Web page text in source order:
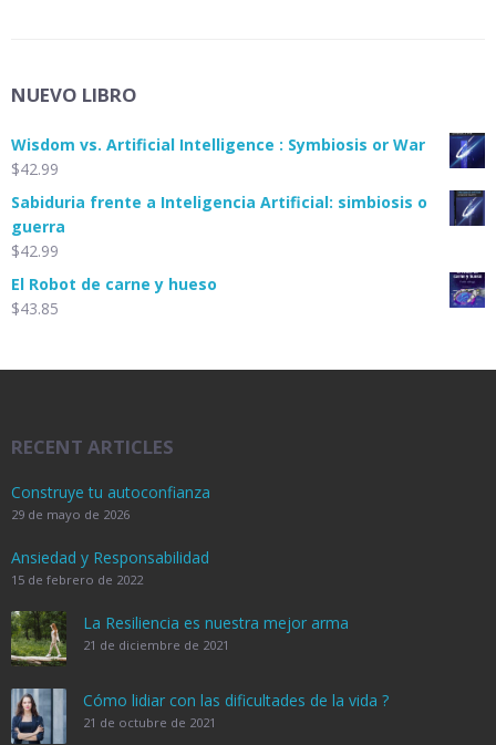
NUEVO LIBRO
Wisdom vs. Artificial Intelligence : Symbiosis or War
$42.99
Sabiduria frente a Inteligencia Artificial: simbiosis o
guerra
$42.99
El Robot de carne y hueso
$43.85
RECENT ARTICLES
Construye tu autoconfianza
29 de mayo de 2026
Ansiedad y Responsabilidad
15 de febrero de 2022
La Resiliencia es nuestra mejor arma
21 de diciembre de 2021
Cómo lidiar con las dificultades de la vida ?
21 de octubre de 2021